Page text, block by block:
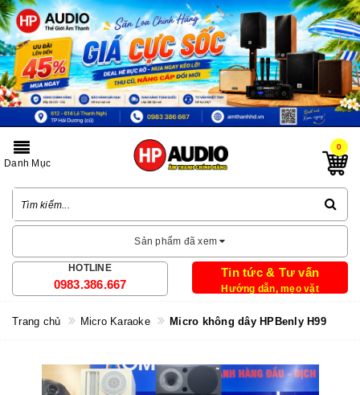
0
Danh Mục
Sản phẩm đã xem
HOTLINE
0983.386.667
Tin tức & Tư vấn
Hướng dẫn, mẹo vặt
Trang chủ Micro Karaoke Micro không dây HPBenly H99